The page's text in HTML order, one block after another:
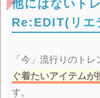
他にはないト
Re:EDIT(リエ
「今」流行りのト
ぐ着たいアイテムが
す。